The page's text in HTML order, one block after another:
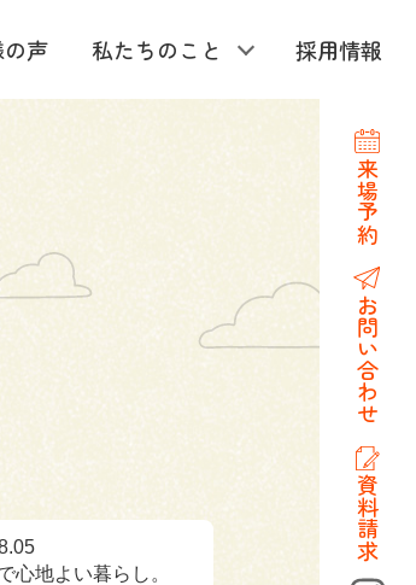
声 私たちのこと 採用情報
来場予約
お問い合わせ
資料請求
心地よい暮らし。